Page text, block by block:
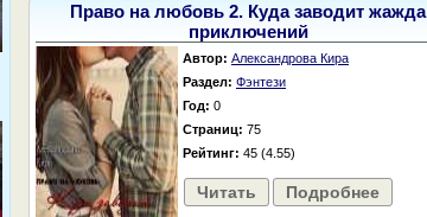
Право на любовь 2. Куда заводит жажда
приключений
Автор: Александрова Кира
Раздел: Фэнтези
Год: 0
Страниц: 75
Рейтинг: 45 (4.55)
Читать Подробнее